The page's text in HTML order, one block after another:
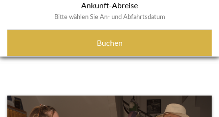
Ankunft-Abreise
Bitte wählen Sie An- und Abfahrtsdatum
Buchen